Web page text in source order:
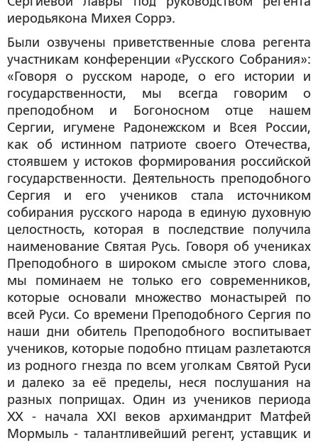
иеродьякона Михея Соррэ.
Были озвучены приветственные слова регента
участникам конференции «Русского Собрания»:
« Говоря о русском народе, о его истории и
государственности, мы всегда говорим о
преподобном и Богоносном отце нашем
Сергии, игумене Радонежском и Всея России,
как об истинном патриоте своего Отечества,
стоявшем у истоков формирования российской
государственности. Деятельность преподобного
Сергия и его учеников стала источником
собирания русского народа в единую духовную
целостность, которая в последствие получила
наименование Святая Русь. Говоря об учениках
Преподобного в широком смысле этого слова,
мы поминаем не только его современников,
которые основали множество монастырей по
всей Руси. Со времени Преподобного Сергия по
наши дни обитель Преподобного воспитывает
учеников, которые подобно птицам разлетаются
из родного гнезда по всем уголкам Святой Руси
и далеко за её пределы, неся послушания на
разных поприщах. Один из учеников периода
ХХ - начала ХХ I веков архимандрит Матфей
Мормыль - талантливейший регент, уставщик и